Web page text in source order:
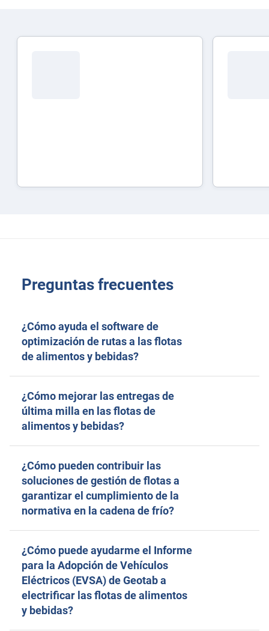
Preguntas frecuentes
¿Cómo ayuda el software de
optimización de rutas a las flotas
de alimentos y bebidas?
¿Cómo mejorar las entregas de
última milla en las flotas de
alimentos y bebidas?
¿Cómo pueden contribuir las
soluciones de gestión de flotas a
garantizar el cumplimiento de la
normativa en la cadena de frío?
¿Cómo puede ayudarme el Informe
para la Adopción de Vehículos
Eléctricos (EVSA) de Geotab a
electrificar las flotas de alimentos
y bebidas?